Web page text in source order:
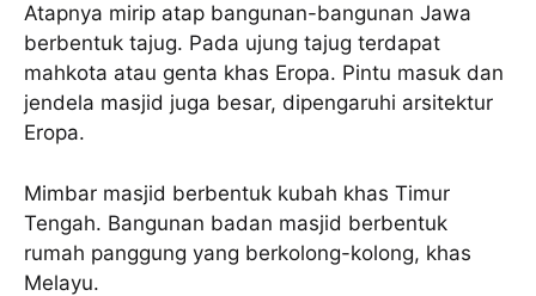
Atapnya mirip atap bangunan-bangunan Jawa
berbentuk tajug. Pada ujung tajug terdapat
mahkota atau genta khas Eropa. Pintu masuk dan
jendela masjid juga besar, dipengaruhi arsitektur
Eropa.
Mimbar masjid berbentuk kubah khas Timur
Tengah. Bangunan badan masjid berbentuk
rumah panggung yang berkolong-kolong, khas
Melayu.